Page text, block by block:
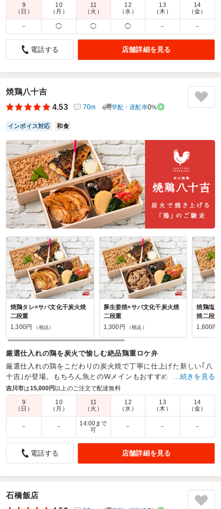
商品数： 締切日時： 1日前18:00 価格帯：
800円～1,110円
配達時間：
9:00～19:00
The 幕の内弁当！これに文句を言う人はいないと思います
5.0
のお弁当は配達料金も安く、老若男女から愛される幕の内弁
当を低価格で提供してくださるので、悩んだときはいつも注
文させていただいています。召し上がった皆さんがいつも
「安定の美味しさでした」と声を掛けてくださいます。幹部
ご利用シーン：会議・セミナー
参加者の年齢：50代～60代男女比：男性多め
埼玉県吉川市旭2026/07/02
ひなこさんのお弁当の口コミをもっと見る
9
（日）
10
（月）
11
（火）
12
（水）
13
（木）
14
（金）
－ ◯ ◯ ◯ － －
電話する 店舗詳細を見る
焼鶏八十吉
4.53
70件 早配・遅配率0%
インボイス対応 和食
焼鶏タレ×サバ文化干炭火焼
二段重
1,300円
（税込）
豚生姜焼×サバ文化干炭火焼
二段重
1,300円
（税込）
焼鶏塩×
焼二段重
1,600円
厳選仕入れの鶏を炭火で愉しむ絶品鶏重ロケ弁
厳選仕入れの鶏をこだわりの炭火焼で丁寧に仕上げた新しい｢八
十吉｣が登場。もちろん魚とのWメインもおすすめです。
商品数： 19 締切日時： 1日前11:00 価格帯：
配達時間：
7:30～18:00
メインが2品で満足でした。
4.5 ルンドベック・ジャパン株式会社
研修会のお昼のお弁当として注文しました。量がしっかりあ
り、参加者からも食べ応えがあって満足できたと好評でし
た。おかずの内容もバランスが良く、最後まで飽きずに楽し
ため、安心して利用できました。またお願いしたいです。
…続きを見る
吉川市は15,000円以上のご注文で配達無料
9
（日）
10
（月）
11
（火）
12
（水）
13
（木）
14
（金）
－ －
14:00まで
可
－ － －
電話する 店舗詳細を見る
石橋飯店